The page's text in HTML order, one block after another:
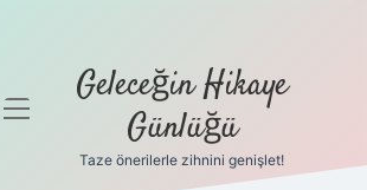
menüyü Geleceğin Hikaye
Günlüğü
Taze önerilerle zihnini genişlet!